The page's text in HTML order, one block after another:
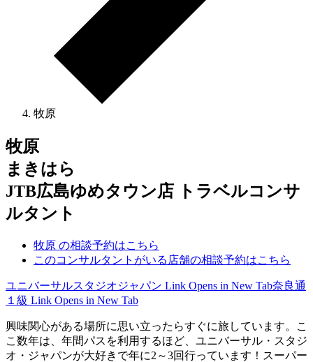
牧原
牧原
まきはら
JTB広島ゆめタウン店 トラベルコンサ
ルタント
牧原 の相談予約はこちら
このコンサルタントがいる店舗の相談予約はこちら
ユニバーサルスタジオジャパン Link Opens in New Tab奈良通
１級 Link Opens in New Tab
興味関心がある場所に思い立ったらすぐに旅しています。こ
こ数年は、年間パスを利用するほど、ユニバーサル・スタジ
オ・ジャパンが大好きで年に2～3回行っています！スーパー